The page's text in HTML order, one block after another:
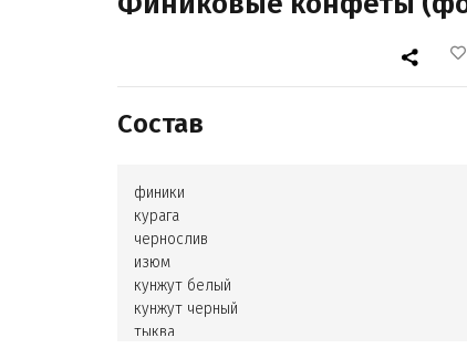
Состав
финики
курага
чернослив
изюм
кунжут белый
кунжут черный
тыква